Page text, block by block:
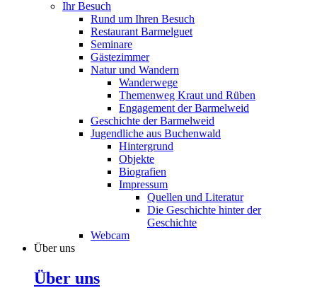
Ihr Besuch
Rund um Ihren Besuch
Restaurant Barmelguet
Seminare
Gästezimmer
Natur und Wandern
Wanderwege
Themenweg Kraut und Rüben
Engagement der Barmelweid
Geschichte der Barmelweid
Jugendliche aus Buchenwald
Hintergrund
Objekte
Biografien
Impressum
Quellen und Literatur
Die Geschichte hinter der
Geschichte
Webcam
Über uns
Über uns